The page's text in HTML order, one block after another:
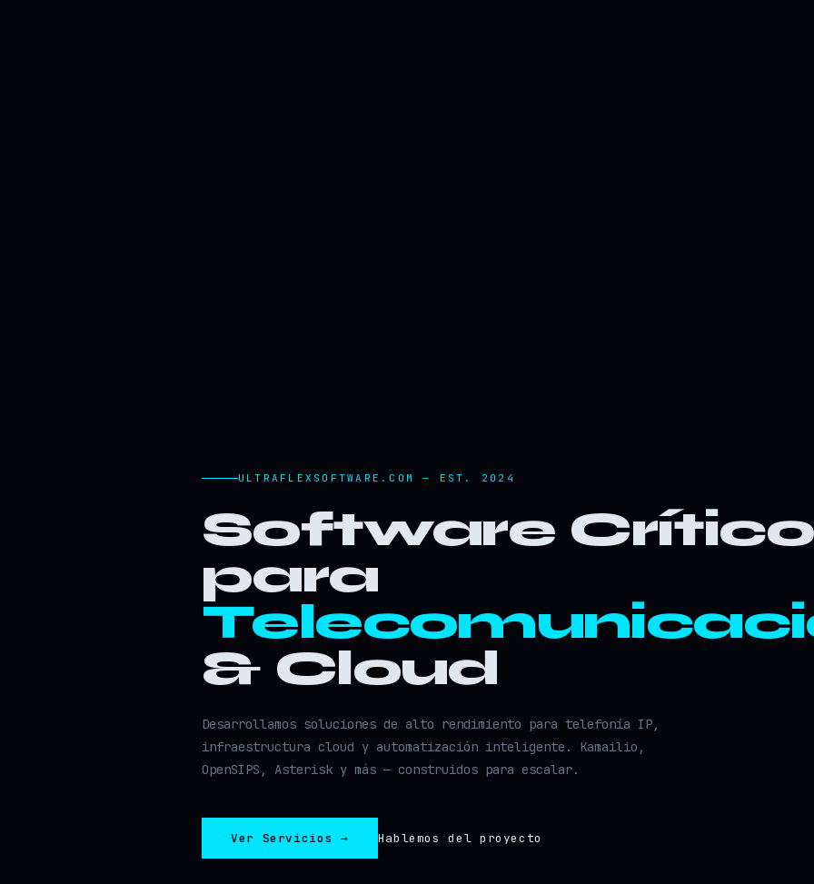
ULTRAFLEXSOFTWARE.COM — EST. 2024
Software Crítico
para
& Cloud
Desarrollamos soluciones de alto rendimiento para telefonía IP,
infraestructura cloud y automatización inteligente. Kamailio,
OpenSIPS, Asterisk y más — construidos para escalar.
Ver Servicios → Hablemos del proyecto